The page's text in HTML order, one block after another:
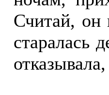
Считай, он
старалась